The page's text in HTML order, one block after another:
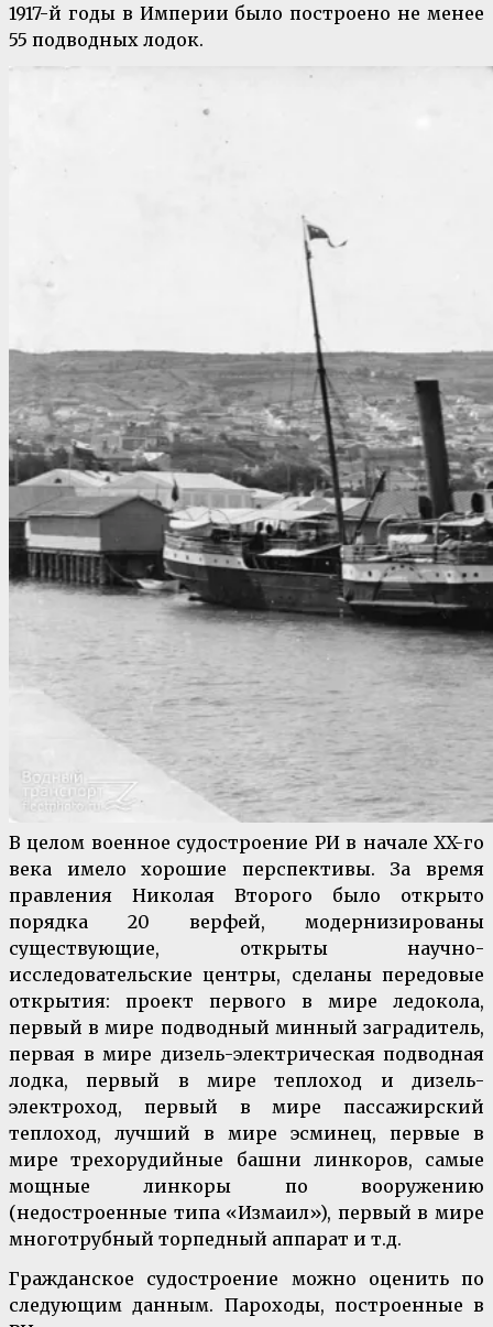
1917-й годы в Империи было построено не менее
55 подводных лодок.
В целом военное судостроение РИ в начале XX-го
века имело хорошие перспективы. За время
правления Николая Второго было открыто
порядка 20 верфей, модернизированы
существующие, открыты научно-
исследовательские центры, сделаны передовые
открытия: проект первого в мире ледокола,
первый в мире подводный минный заградитель,
первая в мире дизель-электрическая подводная
лодка, первый в мире теплоход и дизель-
электроход, первый в мире пассажирский
теплоход, лучший в мире эсминец, первые в
мире трехорудийные башни линкоров, самые
мощные линкоры по вооружению
(недостроенные типа «Измаил»), первый в мире
многотрубный торпедный аппарат и т.д.
Гражданское судостроение можно оценить по
следующим данным. Пароходы, построенные в